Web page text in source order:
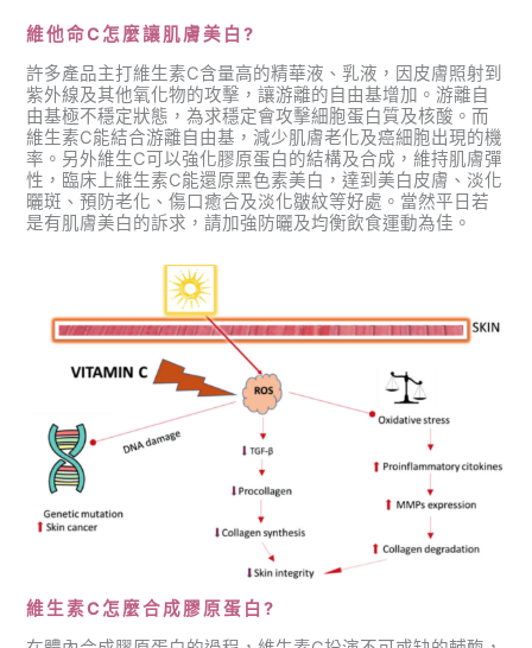
維他命C怎麼讓肌膚美白?
許多產品主打維生素C含量高的精華液、乳液，因皮膚照射到
紫外線及其他氧化物的攻擊，讓游離的自由基增加。游離自
由基極不穩定狀態，為求穩定會攻擊細胞蛋白質及核酸。而
維生素C能結合游離自由基，減少肌膚老化及癌細胞出現的機
率。另外維生C可以強化膠原蛋白的結構及合成，維持肌膚彈
性，臨床上維生素C能還原黑色素美白，達到美白皮膚、淡化
曬斑、預防老化、傷口癒合及淡化皺紋等好處。當然平日若
是有肌膚美白的訴求，請加強防曬及均衡飲食運動為佳。
維生素C怎麼合成膠原蛋白?